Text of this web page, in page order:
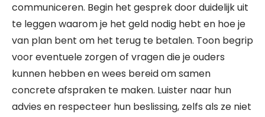
communiceren. Begin het gesprek door duidelijk uit
te leggen waarom je het geld nodig hebt en hoe je
van plan bent om het terug te betalen. Toon begrip
voor eventuele zorgen of vragen die je ouders
kunnen hebben en wees bereid om samen
concrete afspraken te maken. Luister naar hun
advies en respecteer hun beslissing, zelfs als ze niet